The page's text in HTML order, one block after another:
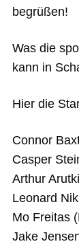
begrüßen!
Was die
kann in
Hier die
Connor
Casper
Arthur
Leonard
Mo Freitas
Jake